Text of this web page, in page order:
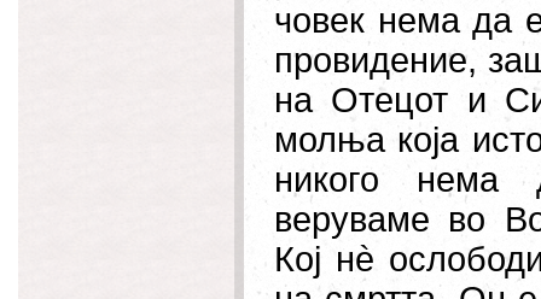
човек нема да
провидение,
на Отецот и
молња која
никого нема
веруваме во
Кој нè